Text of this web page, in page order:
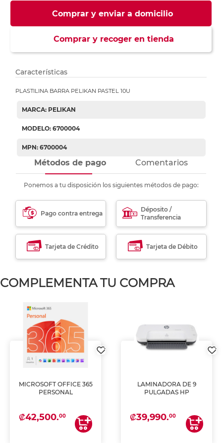
Comprar y enviar a domicilio
Comprar y recoger en tienda
Características
PLASTILINA BARRA PELIKAN PASTEL 10U
MARCA: PELIKAN
MODELO: 6700004
MPN: 6700004
Métodos de pago Comentarios
Ponemos a tu disposición los siguientes métodos de pago:
Pago contra entrega
Déposito /
Transferencia
Tarjeta de Crédito Tarjeta de Débito
COMPLEMENTA TU COMPRA
MICROSOFT OFFICE 365
PERSONAL
₡42,500.00
LAMINADORA DE 9
PULGADAS HP
₡39,990.00